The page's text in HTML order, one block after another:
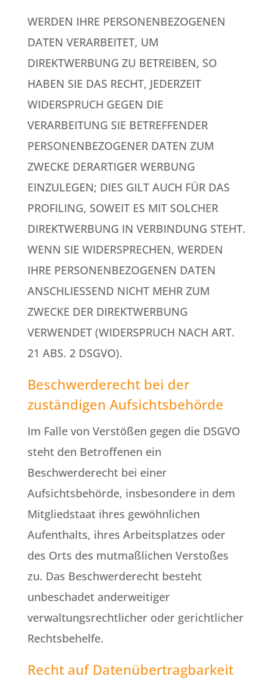
WERDEN IHRE PERSONENBEZOGENEN
DATEN VERARBEITET, UM
DIREKTWERBUNG ZU BETREIBEN, SO
HABEN SIE DAS RECHT, JEDERZEIT
WIDERSPRUCH GEGEN DIE
VERARBEITUNG SIE BETREFFENDER
PERSONENBEZOGENER DATEN ZUM
ZWECKE DERARTIGER WERBUNG
EINZULEGEN; DIES GILT AUCH FÜR DAS
PROFILING, SOWEIT ES MIT SOLCHER
DIREKTWERBUNG IN VERBINDUNG STEHT.
WENN SIE WIDERSPRECHEN, WERDEN
IHRE PERSONENBEZOGENEN DATEN
ANSCHLIESSEND NICHT MEHR ZUM
ZWECKE DER DIREKTWERBUNG
VERWENDET (WIDERSPRUCH NACH ART.
21 ABS. 2 DSGVO).
Beschwerde­recht bei der
zuständigen Aufsichts­behörde
Im Falle von Verstößen gegen die DSGVO
steht den Betroffenen ein
Beschwerderecht bei einer
Aufsichtsbehörde, insbesondere in dem
Mitgliedstaat ihres gewöhnlichen
Aufenthalts, ihres Arbeitsplatzes oder
des Orts des mutmaßlichen Verstoßes
zu. Das Beschwerderecht besteht
unbeschadet anderweitiger
verwaltungsrechtlicher oder gerichtlicher
Rechtsbehelfe.
Recht auf Daten­übertrag­barkeit